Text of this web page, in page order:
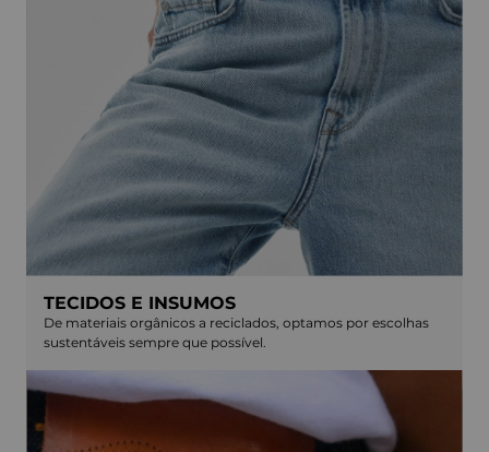
TECIDOS E INSUMOS
De materiais orgânicos a reciclados, optamos por escolhas
sustentáveis sempre que possível.